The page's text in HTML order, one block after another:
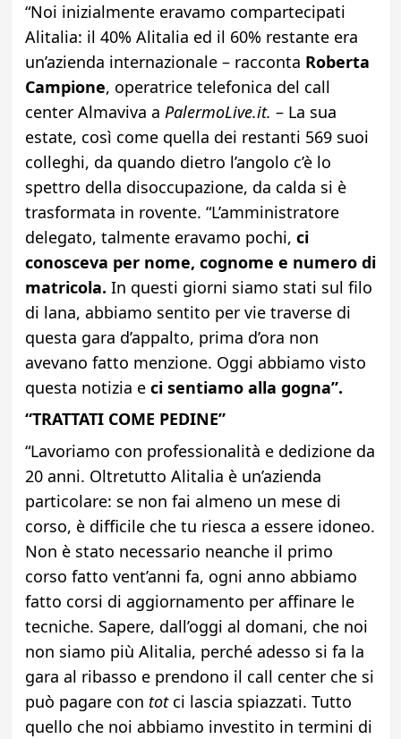
“Noi inizialmente eravamo compartecipati
Alitalia: il 40% Alitalia ed il 60% restante era
un’azienda internazionale – racconta Roberta
Campione, operatrice telefonica del call
center Almaviva a PalermoLive.it. – La sua
estate, così come quella dei restanti 569 suoi
colleghi, da quando dietro l’angolo c’è lo
spettro della disoccupazione, da calda si è
trasformata in rovente. “L’amministratore
delegato, talmente eravamo pochi, ci
conosceva per nome, cognome e numero di
matricola. In questi giorni siamo stati sul filo
di lana, abbiamo sentito per vie traverse di
questa gara d’appalto, prima d’ora non
avevano fatto menzione. Oggi abbiamo visto
questa notizia eci sentiamo alla gogna”.
“TRATTATI COME PEDINE”
“Lavoriamo con professionalità e dedizione da
20 anni. Oltretutto Alitalia è un’azienda
particolare: se non fai almeno un mese di
corso, è difficile che tu riesca a essere idoneo.
Non è stato necessario neanche il primo
corso fatto vent’anni fa, ogni anno abbiamo
fatto corsi di aggiornamento per affinare le
tecniche. Sapere, dall’oggi al domani, che noi
non siamo più Alitalia, perché adesso si fa la
gara al ribasso e prendono il call center che si
può pagare con tot ci lascia spiazzati. Tutto
quello che noi abbiamo investito in termini di